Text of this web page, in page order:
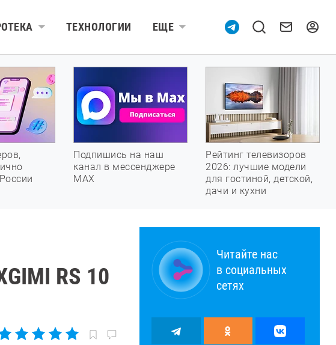
ТЕХНОЛОГИИ ЕЩЕ
Подпишись на наш
канал в мессенджере
МАХ
Рейтинг телевизоров
2026: лучшие модели
для гостиной, детской,
дачи и кухни
RS 10
Читайте нас
в социальных
сетях